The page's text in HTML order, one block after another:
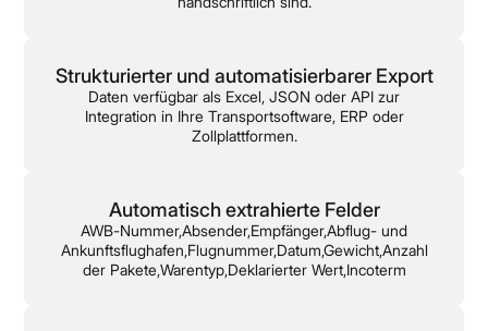
Strukturierter und automatisierbarer Export
Daten verfügbar als Excel, JSON oder API zur
Integration in Ihre Transportsoftware, ERP oder
Zollplattformen.
Automatisch extrahierte Felder
AWB-Nummer,Absender,Empfänger,Abflug- und
Ankunftsflughafen,Flugnummer,Datum,Gewicht,Anzahl
der Pakete,Warentyp,Deklarierter Wert,Incoterm